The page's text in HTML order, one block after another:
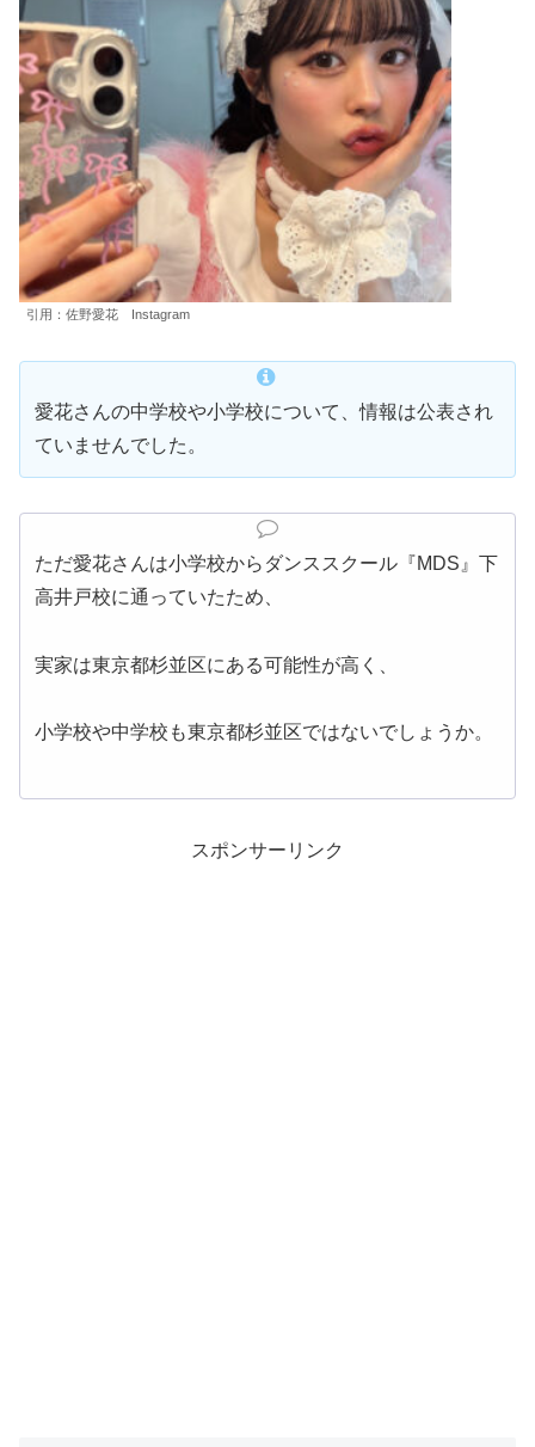
引用：佐野愛花 Instagram
愛花さんの中学校や小学校について、情報は公表され
ていませんでした。
ただ愛花さんは小学校からダンススクール『MDS』下
高井戸校に通っていたため、
実家は東京都杉並区にある可能性が高く、
小学校や中学校も東京都杉並区ではないでしょうか。
スポンサーリンク